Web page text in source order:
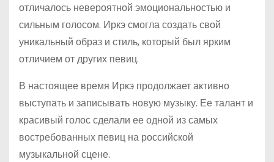
отличалось невероятной эмоциональностью и
сильным голосом. Иркэ смогла создать свой
уникальный образ и стиль, который был ярким
отличием от других певиц.
В настоящее время Иркэ продолжает активно
выступать и записывать новую музыку. Ее талант и
красивый голос сделали ее одной из самых
востребованных певиц на российской
музыкальной сцене.